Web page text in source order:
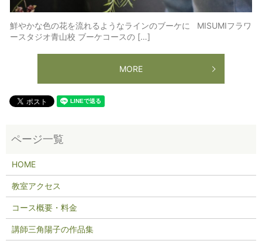
鮮やかな色の花を流れるようなラインのブーケに MISUMIフラワ
ースタジオ青山校 ブーケコースの […]
MORE
HOME
教室アクセス
コース概要・料金
講師三角陽子の作品集